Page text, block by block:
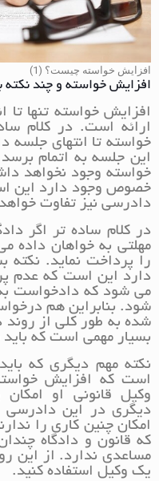
افزایش خواسته چیست؟ (1)
افزایش خواسته و چند نکته
افزایش خواسته تنها تا
ارائه است. در کلام
خواسته تا انتهای
این جلسه به اتمام
خواسته وجود نخواهد
خصوص وجود دارد این
دادرسی نیز تفاوت
در کلام ساده تر اگر
مهلتی به خواهان داده
را پرداخت نماید. نکته
دارد این است که عدم
می شود که دادخواست
شود. بنابراین هم
شده به طور کلی از
بسیار مهمی است که
نکته مهم دیگری که
است که افزایش
وکیل قانونی او
دیگری در این دادرسی
امکان چنین کاری را
که قانون و دادگاه
مساعدی ندارد. از این
یک وکیل استفاده کنید.